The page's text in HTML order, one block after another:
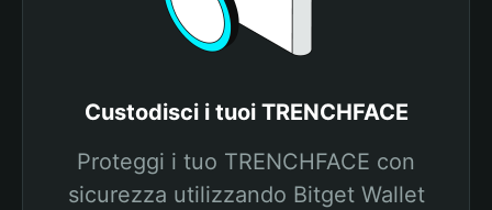
Custodisci i tuoi TRENCHFACE
Proteggi i tuo TRENCHFACE con
sicurezza utilizzando Bitget Wallet